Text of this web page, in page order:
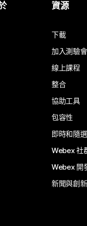
資源
下載
加入測驗
線上課程
整合
協助工具
包容性
即時和隨
Webex 社
Webex 開
新聞與創新